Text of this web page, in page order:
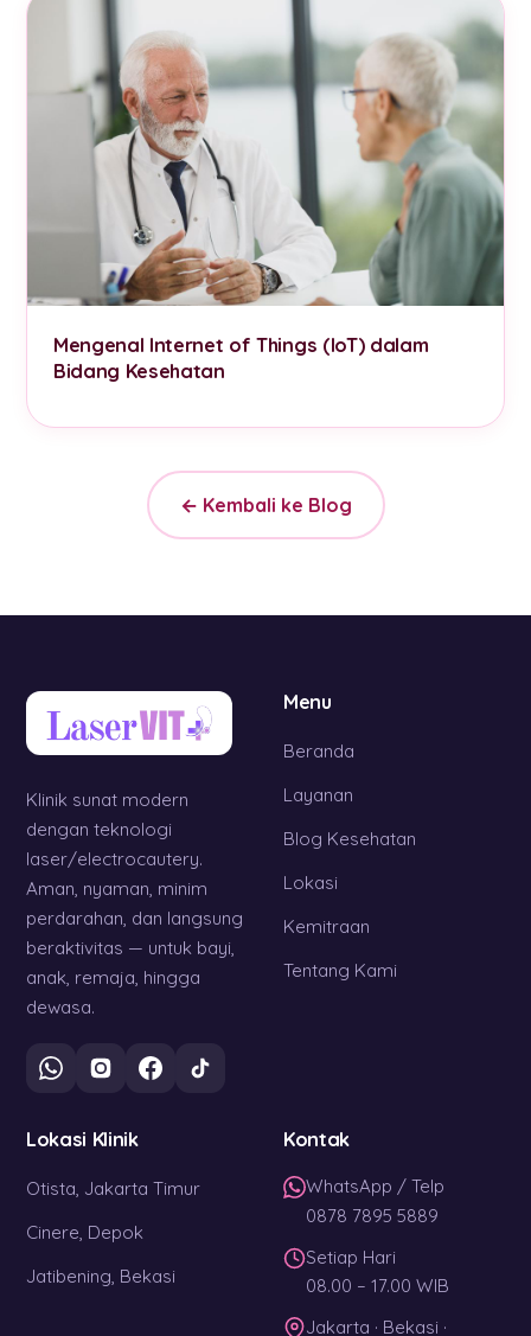
Mengenal Internet of Things (IoT) dalam
Bidang Kesehatan
← Kembali ke Blog
Klinik sunat modern
dengan teknologi
laser/electrocautery.
Aman, nyaman, minim
perdarahan, dan langsung
beraktivitas — untuk bayi,
anak, remaja, hingga
dewasa.
Menu
Beranda
Layanan
Blog Kesehatan
Lokasi
Kemitraan
Tentang Kami
Lokasi Klinik
Otista, Jakarta Timur
Cinere, Depok
Jatibening, Bekasi
Kontak
WhatsApp / Telp
0878 7895 5889
Setiap Hari
08.00 – 17.00 WIB
Jakarta · Bekasi ·